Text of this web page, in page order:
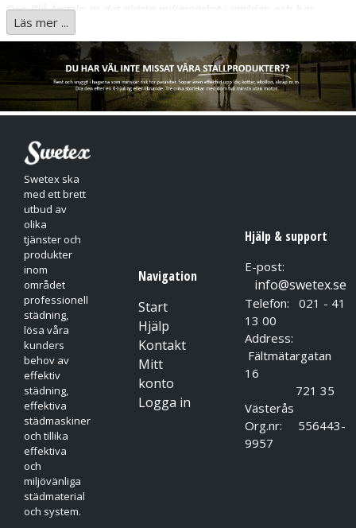
Den Blå Ängeln är det äldsta miljömärket i världen och har
funnits ända sedan 1978. Kriterierna för denna miljömärkning
tas fram av det tyska naturvårdsverket och är en statlig och
frivillig miljömärkning, precis som svenska miljömärkningen
Svanen. Den Blå Ängeln garanterar att en produkt belastar
miljön mindre och uppfyller höga krav när det gäller skydd av
människors hälsa – samtidigt som den har samma lämplighet för
Läs mer ...
Swetex ska
med ett brett
utbud av
olika
tjänster och
produkter
inom
området
professionell
städning,
lösa våra
kunders
behov av
effektiv
städning,
effektiva
städmaskiner
och tillika
effektiva
och
miljövänliga
städmaterial
och system.
Navigation
Start
Hjälp
Kontakt
Mitt
konto
Logga in
Hjälp & support
E-post:
info@swetex.se
Telefon: 021 - 41
13 00
Address:
Fältmätargatan
16
721 35
Västerås
Org.nr: 556443-
9957